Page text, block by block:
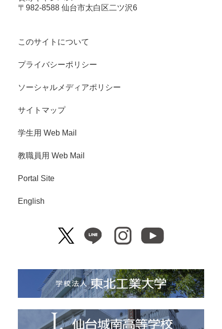
〒982-8588 仙台市太白区二ツ沢6
このサイトについて
プライバシーポリシー
ソーシャルメディアポリシー
サイトマップ
学生用 Web Mail
教職員用 Web Mail
Portal Site
English